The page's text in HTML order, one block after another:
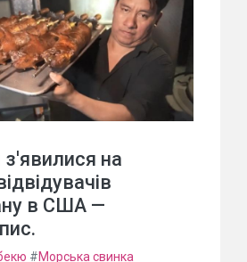
з'явилися на
в США —
#Морська свинка